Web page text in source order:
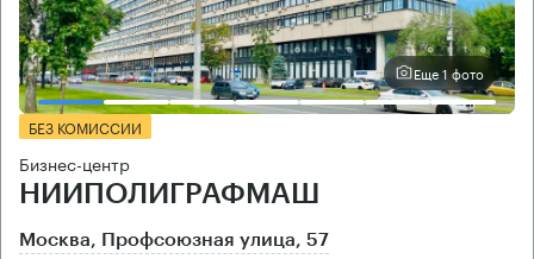
Еще 1 фото
БЕЗ КОМИССИИ
Бизнес-центр
НИИПОЛИГРАФМАШ
Москва, Профсоюзная улица, 57